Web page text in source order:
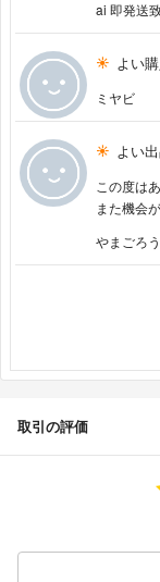
ai 即発送
よい
ミヤビ
よい
この度は
また機会
やまごろう
取引の評価